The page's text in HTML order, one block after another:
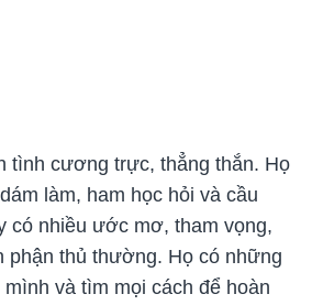
tình cương trực, thẳng thắn. Họ
làm, ham học hỏi và cầu
có nhiều ước mơ, tham vọng,
phận thủ thường. Họ có những
và tìm mọi cách để hoàn